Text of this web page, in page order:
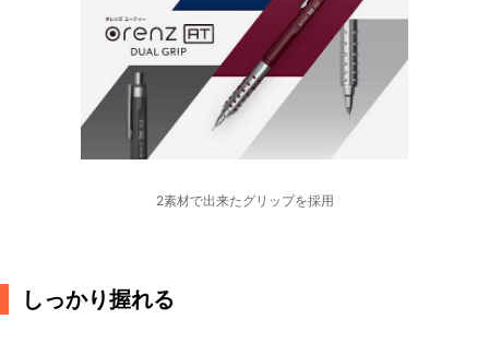
2素材で出来たグリップを採用
しっかり握れる